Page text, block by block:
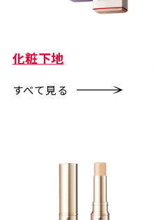
化粧下地
すべて見る